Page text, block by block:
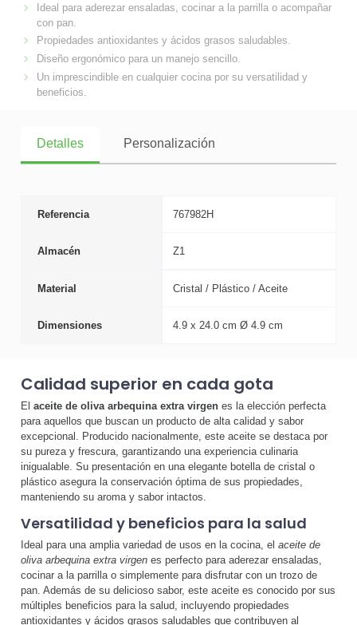
Ideal para aderezar ensaladas, cocinar a la parrilla o acompañar
con pan.
Propiedades antioxidantes y ácidos grasos saludables.
Diseño ergonómico para un manejo sencillo.
Un imprescindible en cualquier cocina por su versatilidad y
beneficios.
Detalles Personalización
Referencia 767982H
Almacén Z1
Material Cristal / Plástico / Aceite
Dimensiones 4.9 x 24.0 cm Ø 4.9 cm
Calidad superior en cada gota
El aceite de oliva arbequina extra virgen es la elección perfecta
para aquellos que buscan un producto de alta calidad y sabor
excepcional. Producido nacionalmente, este aceite se destaca por
su pureza y frescura, garantizando una experiencia culinaria
inigualable. Su presentación en una elegante botella de cristal o
plástico asegura la conservación óptima de sus propiedades,
manteniendo su aroma y sabor intactos.
Versatilidad y beneficios para la salud
Ideal para una amplia variedad de usos en la cocina, el aceite de
oliva arbequina extra virgen es perfecto para aderezar ensaladas,
cocinar a la parrilla o simplemente para disfrutar con un trozo de
pan. Además de su delicioso sabor, este aceite es conocido por sus
múltiples beneficios para la salud, incluyendo propiedades
antioxidantes y ácidos grasos saludables que contribuyen al